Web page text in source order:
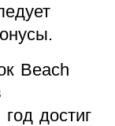
Beach
достиг